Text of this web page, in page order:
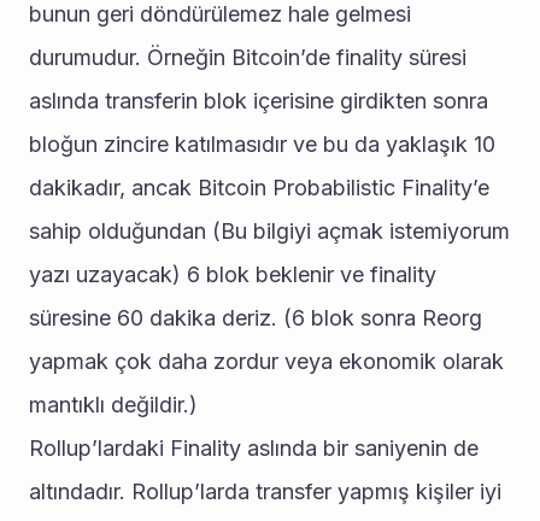
bunun geri döndürülemez hale gelmesi
durumudur. Örneğin Bitcoin’de finality süresi
aslında transferin blok içerisine girdikten sonra
bloğun zincire katılmasıdır ve bu da yaklaşık 10
dakikadır, ancak Bitcoin Probabilistic Finality’e
sahip olduğundan (Bu bilgiyi açmak istemiyorum
yazı uzayacak) 6 blok beklenir ve finality
süresine 60 dakika deriz. (6 blok sonra Reorg
yapmak çok daha zordur veya ekonomik olarak
mantıklı değildir.)
Rollup’lardaki Finality aslında bir saniyenin de
altındadır. Rollup’larda transfer yapmış kişiler iyi